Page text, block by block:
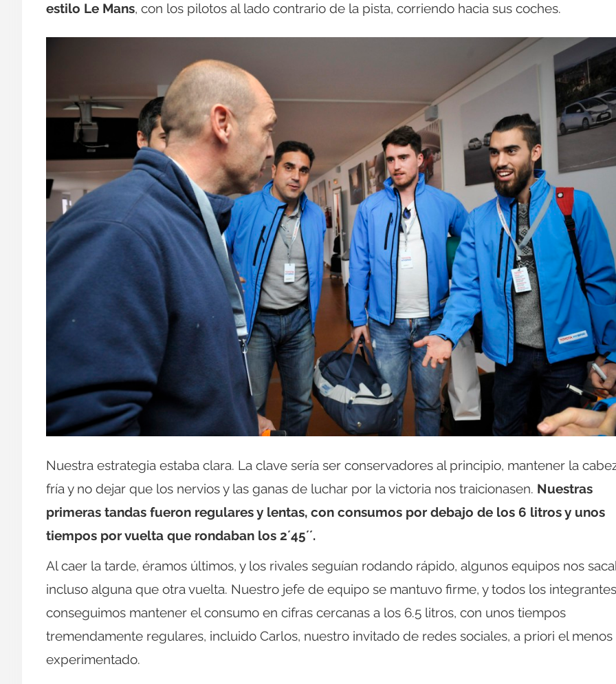
estilo Le Mans, con los pilotos al lado contrario de la pista, corriendo hacia sus coches.
Nuestra estrategia estaba clara. La clave sería ser conservadores al principio, mantener la
fría y no dejar que los nervios y las ganas de luchar por la victoria nos traicionasen. Nuestras
primeras tandas fueron regulares y lentas, con consumos por debajo de los 6 litros y unos
tiempos por vuelta que rondaban los 2´45´´.
Al caer la tarde, éramos últimos, y los rivales seguían rodando rápido, algunos equipos nos
incluso alguna que otra vuelta. Nuestro jefe de equipo se mantuvo firme, y todos los integrantes
conseguimos mantener el consumo en cifras cercanas a los 6.5 litros, con unos tiempos
tremendamente regulares, incluido Carlos, nuestro invitado de redes sociales, a priori el menos
experimentado.